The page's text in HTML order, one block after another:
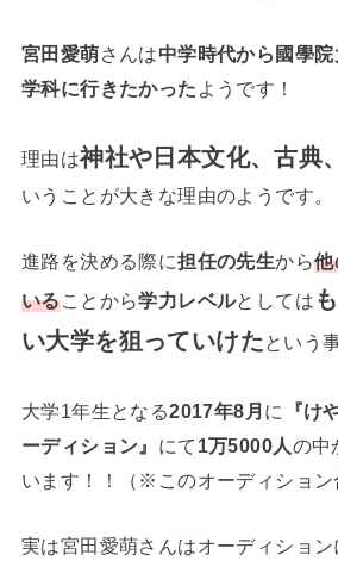
宮田愛萌さんは中学時代から國學
学科に行きたかった ようです！
理由は神社や日本文化、古典
いうことが大きな理由のようです。
進路を決める際に担任の先生から他
いることから学力レベルとしては
い大学を狙っていけたという
大学1年生となる2017年8月 に
『け
ーディション』 にて 1万5000人の中
います！！（※このオーディション
実は宮田愛萌さんはオーディショ